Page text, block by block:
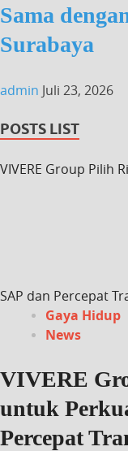
Sama
Surabaya
admin Juli 23, 2026
POSTS LIST
VIVERE Group Pilih
SAP dan Percepat
Gaya Hidup
News
VIVERE
untuk
Percepat